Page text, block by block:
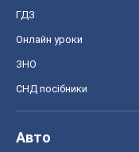
ГДЗ
Онлайн уроки
ЗНО
СНД посібники
Авто